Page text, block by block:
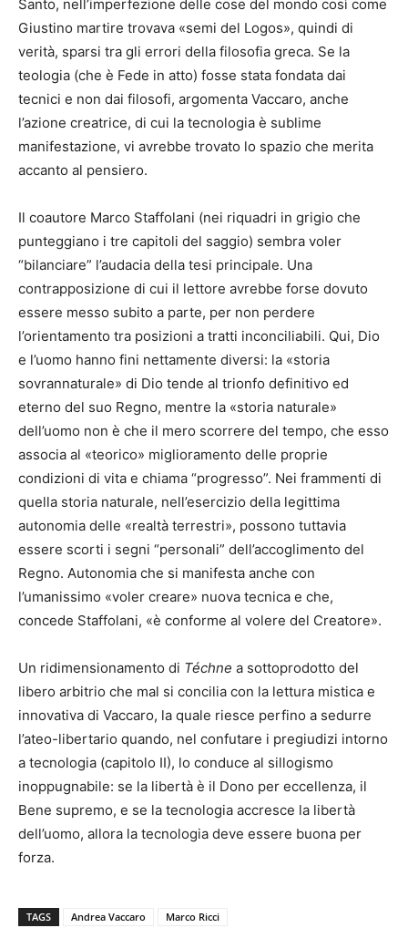
Santo, nell’imperfezione delle cose del mondo così come
Giustino martire trovava «semi del Logos», quindi di
verità, sparsi tra gli errori della filosofia greca. Se la
teologia (che è Fede in atto) fosse stata fondata dai
tecnici e non dai filosofi, argomenta Vaccaro, anche
l’azione creatrice, di cui la tecnologia è sublime
manifestazione, vi avrebbe trovato lo spazio che merita
accanto al pensiero.
Il coautore Marco Staffolani (nei riquadri in grigio che
punteggiano i tre capitoli del saggio) sembra voler
“bilanciare” l’audacia della tesi principale. Una
contrapposizione di cui il lettore avrebbe forse dovuto
essere messo subito a parte, per non perdere
l’orientamento tra posizioni a tratti inconciliabili. Qui, Dio
e l’uomo hanno fini nettamente diversi: la «storia
sovrannaturale» di Dio tende al trionfo definitivo ed
eterno del suo Regno, mentre la «storia naturale»
dell’uomo non è che il mero scorrere del tempo, che esso
associa al «teorico» miglioramento delle proprie
condizioni di vita e chiama “progresso”. Nei frammenti di
quella storia naturale, nell’esercizio della legittima
autonomia delle «realtà terrestri», possono tuttavia
essere scorti i segni “personali” dell’accoglimento del
Regno. Autonomia che si manifesta anche con
l’umanissimo «voler creare» nuova tecnica e che,
concede Staffolani, «è conforme al volere del Creatore».
Un ridimensionamento di Téchne a sottoprodotto del
libero arbitrio che mal si concilia con la lettura mistica e
innovativa di Vaccaro, la quale riesce perfino a sedurre
l’ateo-libertario quando, nel confutare i pregiudizi intorno
a tecnologia (capitolo II), lo conduce al sillogismo
inoppugnabile: se la libertà è il Dono per eccellenza, il
Bene supremo, e se la tecnologia accresce la libertà
dell’uomo, allora la tecnologia deve essere buona per
forza.
TAGS Andrea Vaccaro Marco Ricci